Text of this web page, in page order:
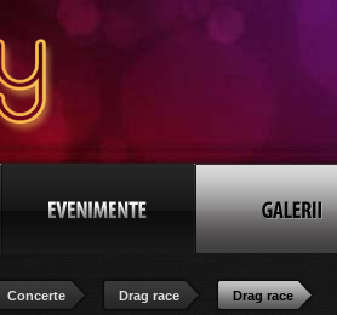
Concerte Drag race Drag race